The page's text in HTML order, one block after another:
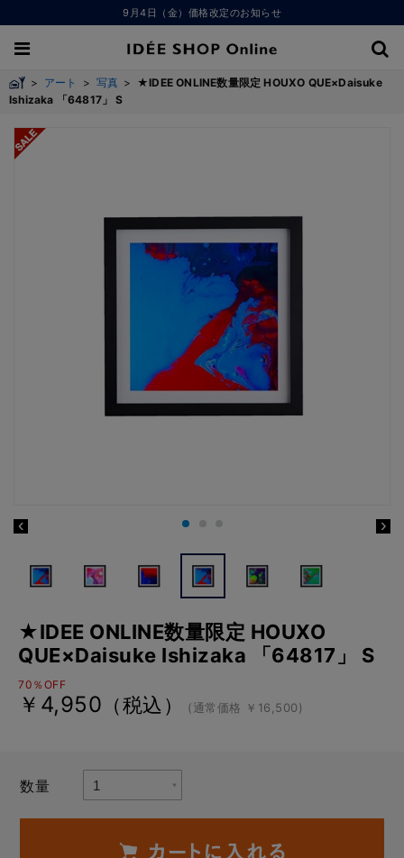
9月4日（金）価格改定のお知らせ
> アート > 写真 > ★IDEE ONLINE数量限定 HOUXO QUE×Daisuke
Ishizaka 「64817」 S
★IDEE ONLINE数量限定 HOUXO
QUE×Daisuke Ishizaka 「64817」 S
70％OFF
￥4,950 （税込） (通常価格 ￥16,500)
数量